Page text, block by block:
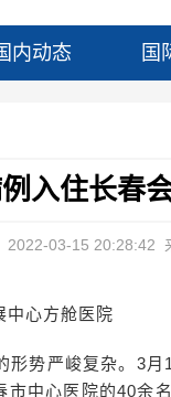
内动态 国
入住长春
2022-03-15 20:28:42
中心方舱医院
形势严峻复杂。3
中心医院的40余